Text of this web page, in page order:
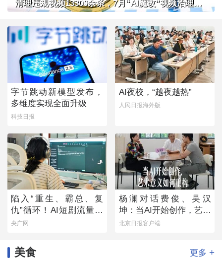
清理违规视频13300余条，7月“AI魔改”视频治理成果公布
字节跳动新模型发布，
多维度实现全面升级
科技日报
AI夜校，“越夜越热”
人民日报海外版
陷入“重生、霸总、复
仇”循环！AI短剧流量狂
欢背后
央广网
杨澜对话费俊、吴汉
坤：当AI开始创作，艺术
意义如何重构
北京日报客户端
美食 更多 +